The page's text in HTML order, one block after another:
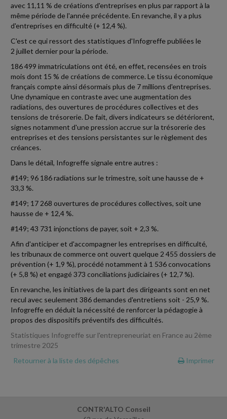
avec 11,11 % de créations d'entreprises en plus par rapport à la
même période de l'année précédente. En revanche, il y a plus
d'entreprises en difficulté (+ 12,4 %).
C'est ce qui ressort des statistiques d'Infogreffe publiées le
2 juillet dernier pour la période.
186 499 immatriculations ont été, en effet, recensées en trois
mois dont 15 % de créations de commerce. Le tissu économique
français compte ainsi désormais plus de 7 millions d'entreprises.
Une dynamique en contraste avec une augmentation des
radiations, des ouvertures de procédures collectives et des
tensions de trésorerie. De fait, divers indicateurs se détériorent,
signes notamment d'une pression accrue sur la trésorerie des
entreprises et des tensions persistantes sur le règlement des
créances.
Dans le détail, Infogreffe signale entre autres :
#149; 96 186 radiations sur le trimestre, soit une hausse de +
33,3 %.
#149; 17 268 ouvertures de procédures collectives, soit une
hausse de + 12,4 %.
#149; 43 731 injonctions de payer, soit + 2,3 %.
Afin d'anticiper et d'accompagner les entreprises en difficulté,
les tribunaux de commerce ont ouvert quelque 2 455 dossiers de
prévention (+ 1,9 %), procédé notamment à 1 536 convocations
(+ 5,8 %) et engagé 373 conciliations judiciaires (+ 12,7 %).
En revanche, les initiatives de la part des dirigeants sont en net
recul avec seulement 386 demandes d'entretiens soit - 25,9 %.
Infogreffe en déduit la nécessité de renforcer la pédagogie à
propos des dispositifs préventifs des difficultés.
Statistiques Infogreffe sur l'entrepreneuriat en France au 2ème
trimestre 2025
Retourner à la liste des dépêches
Imprimer
CONTR'ALTO Conseil